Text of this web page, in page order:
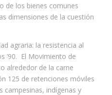
de los bienes comunes
dimensiones de la cuestión
agraria: la resistencia al
’90. El Movimiento de
alrededor de la carne
125 de retenciones móviles
campesinas, indígenas y